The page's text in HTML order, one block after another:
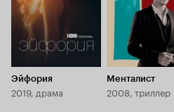
Эйфория
2019, драма
Менталист
2008, триллер